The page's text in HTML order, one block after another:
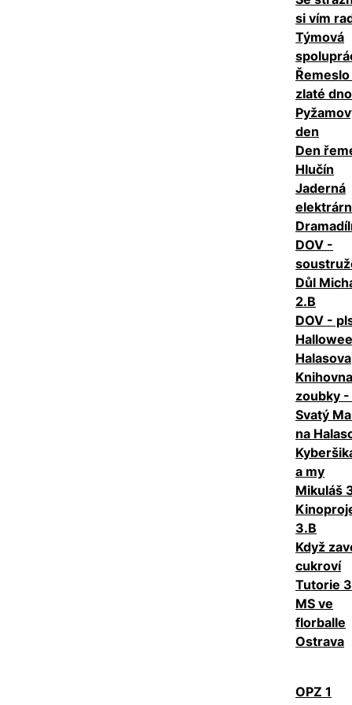
si vím
Týmová
zlaté dno
den
Den
Hlučín
Jaderná
DOV -
Důl
2.B
DOV -
Halasova
Knihovna
zoubky -
Svatý
na
a my
Mikuláš
3.B
Když
cukroví
Tutorie
MS ve
florballe
Ostrava
OPZ 1